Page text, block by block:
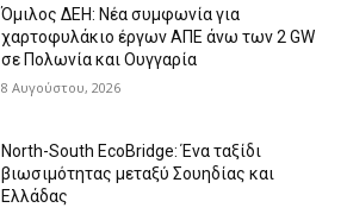
Όμιλος ΔΕΗ: Νέα συμφωνία για
χαρτοφυλάκιο έργων ΑΠΕ άνω των 2 GW
σε Πολωνία και Ουγγαρία
8 Αυγούστου, 2026
North-South EcoBridge: Ένα ταξίδι
βιωσιμότητας μεταξύ Σουηδίας και
Ελλάδας